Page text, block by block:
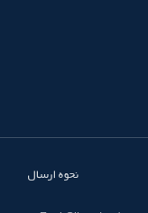
نحوه ارسال